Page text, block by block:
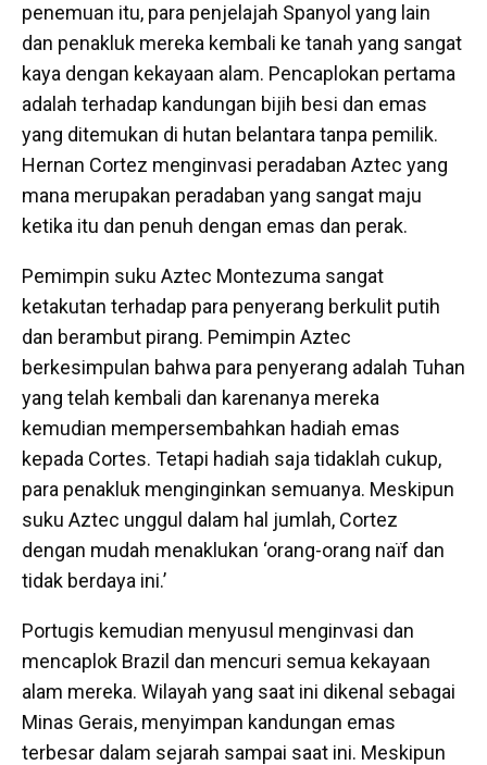
penemuan itu, para penjelajah Spanyol yang lain
dan penakluk mereka kembali ke tanah yang sangat
kaya dengan kekayaan alam. Pencaplokan pertama
adalah terhadap kandungan bijih besi dan emas
yang ditemukan di hutan belantara tanpa pemilik.
Hernan Cortez menginvasi peradaban Aztec yang
mana merupakan peradaban yang sangat maju
ketika itu dan penuh dengan emas dan perak.
Pemimpin suku Aztec Montezuma sangat
ketakutan terhadap para penyerang berkulit putih
dan berambut pirang. Pemimpin Aztec
berkesimpulan bahwa para penyerang adalah Tuhan
yang telah kembali dan karenanya mereka
kemudian mempersembahkan hadiah emas
kepada Cortes. Tetapi hadiah saja tidaklah cukup,
para penakluk menginginkan semuanya. Meskipun
suku Aztec unggul dalam hal jumlah, Cortez
dengan mudah menaklukan ‘orang-orang naïf dan
tidak berdaya ini.’
Portugis kemudian menyusul menginvasi dan
mencaplok Brazil dan mencuri semua kekayaan
alam mereka. Wilayah yang saat ini dikenal sebagai
Minas Gerais, menyimpan kandungan emas
terbesar dalam sejarah sampai saat ini. Meskipun